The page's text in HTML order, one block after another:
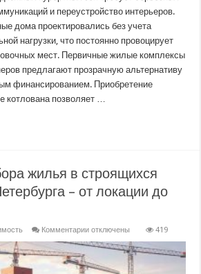
и переустройство интерьеров.
дома проектировались без учета
нагрузки, что постоянно провоцирует
мест. Первичные жилые комплексы
предлагают прозрачную альтернативу
финансированием. Приобретение
котлована позволяет …
жилья в строящихся
– от локации до
Комментариик
Критерии
жилья
отключены 419